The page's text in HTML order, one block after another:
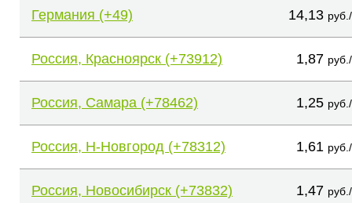
Германия (+49) 14,13
Россия, Красноярск (+73912) 1,87
Россия, Самара (+78462) 1,25
Россия, Н-Новгород (+78312) 1,61
Россия, Новосибирск (+73832) 1,47